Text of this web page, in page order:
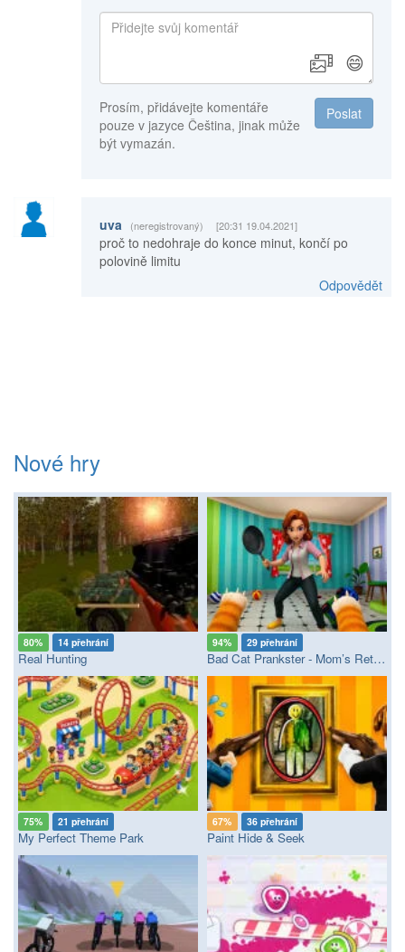
😄
Poslat
Prosím, přidávejte komentáře
pouze v jazyce Čeština, jinak může
být vymazán.
uva (neregistrovaný) [20:31 19.04.2021]
proč to nedohraje do konce minut, končí po
polovině limitu
Odpovědět
Nové hry
80% 14 přehrání
Real Hunting
94% 29 přehrání
Bad Cat Prankster - Mom’s Return
75% 21 přehrání
My Perfect Theme Park
67% 36 přehrání
Paint Hide & Seek